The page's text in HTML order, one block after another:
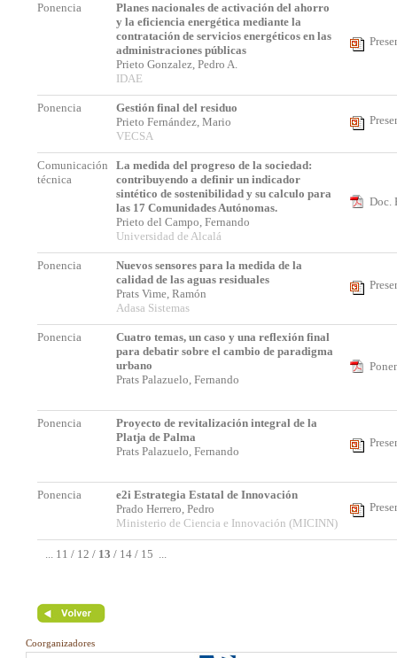
Ponencia
Planes nacionales de activación del ahorro
y la eficiencia energética mediante la
contratación de servicios energéticos en las
administraciones públicas
Prieto Gonzalez, Pedro A.
IDAE
Ponencia
Gestión final del residuo
Prieto Fernández, Mario
VECSA
Comunicación
técnica
La medida del progreso de la sociedad:
contribuyendo a definir un indicador
sintético de sostenibilidad y su calculo para
las 17 Comunidades Autónomas.
Prieto del Campo, Fernando
Universidad de Alcalá
Doc.
Ponencia
Nuevos sensores para la medida de la
calidad de las aguas residuales
Prats Vime, Ramón
Adasa Sistemas
Ponencia
Cuatro temas, un caso y una reflexión final
para debatir sobre el cambio de paradigma
urbano
Prats Palazuelo, Fernando
Ponencia
Proyecto de revitalización integral de la
Platja de Palma
Prats Palazuelo, Fernando
Ponencia
e2i Estrategia Estatal de Innovación
Prado Herrero, Pedro
Ministerio de Ciencia e Innovación (MICINN)
... 11 / 12 / 13 / 14 / 15 ...
Coorganizadores